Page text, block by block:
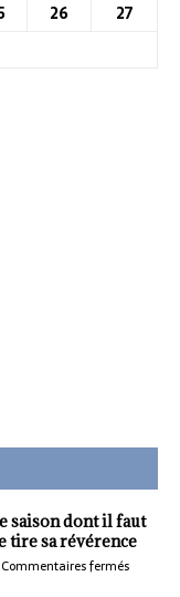
26
27
saison dont il faut
tire sa révérence
Commentaires fermés